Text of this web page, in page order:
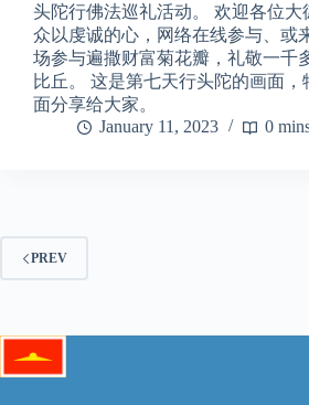
头陀行佛法巡礼活动。 欢迎各位大
众以虔诚的心，网络在线参与、或
场参与遍撒财富菊花瓣，礼敬一千
比丘。 这是第七天行头陀的画面，
面分享给大家。
January 11, 2023
0
PREV